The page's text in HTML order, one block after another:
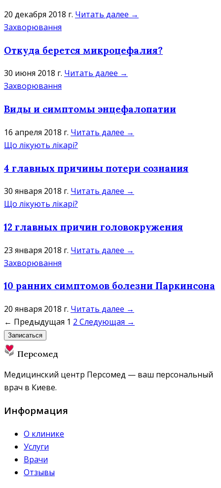
20 декабря 2018 г. Читать далее →
Захворювання
Откуда берется микроцефалия?
30 июня 2018 г. Читать далее →
Захворювання
Виды и симптомы энцефалопатии
16 апреля 2018 г. Читать далее →
Що лікують лікарі?
4 главных причины потери сознания
30 января 2018 г. Читать далее →
Що лікують лікарі?
12 главных причин головокружения
23 января 2018 г. Читать далее →
Захворювання
10 ранних симптомов болезни Паркинсона
20 января 2018 г. Читать далее →
← Предыдущая 1 2 Следующая →
Записаться
Персомед
Медицинский центр Персомед — ваш персональный
врач в Киеве.
Информация
О клинике
Услуги
Врачи
Отзывы